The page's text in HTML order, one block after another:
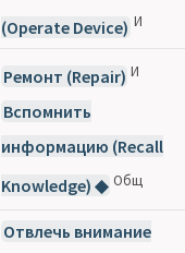
(Operate Device) И
Ремонт (Repair) И
Вспомнить
информацию (Recall
Knowledge) ◆ Общ
Отвлечь внимание